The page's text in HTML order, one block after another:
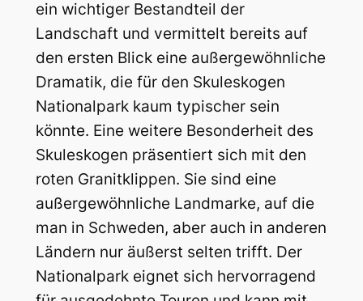
ein wichtiger Bestandteil der
Landschaft und vermittelt bereits auf
den ersten Blick eine außergewöhnliche
Dramatik, die für den Skuleskogen
Nationalpark kaum typischer sein
könnte. Eine weitere Besonderheit des
Skuleskogen präsentiert sich mit den
roten Granitklippen. Sie sind eine
außergewöhnliche Landmarke, auf die
man in Schweden, aber auch in anderen
Ländern nur äußerst selten trifft. Der
Nationalpark eignet sich hervorragend